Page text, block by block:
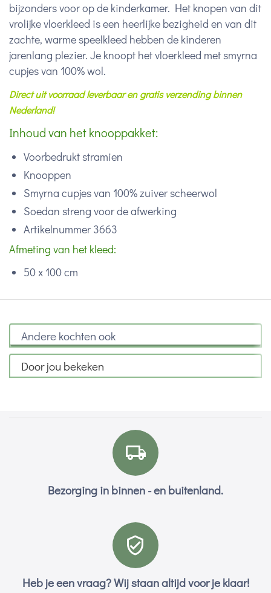
bijzonders voor op de kinderkamer. Het knopen van dit
vrolijke vloerkleed is een heerlijke bezigheid en van dit
zachte, warme speelkleed hebben de kinderen
jarenlang plezier. Je knoopt het vloerkleed met smyrna
cupjes van 100% wol.
Direct uit voorraad leverbaar en gratis verzending binnen
Nederland!
Inhoud van het knooppakket:
Voorbedrukt stramien
Knooppen
Smyrna cupjes van 100% zuiver scheerwol
Soedan streng voor de afwerking
Artikelnummer 3663
Afmeting van het kleed:
50 x 100 cm
Andere kochten ook
Door jou bekeken
Bezorging in binnen - en buitenland.
Heb je een vraag? Wij staan altijd voor je klaar!